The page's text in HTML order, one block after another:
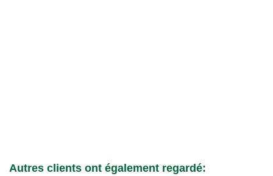
Autres clients ont également regardé: